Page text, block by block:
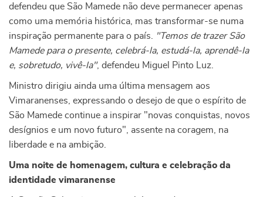
defendeu que São Mamede não deve permanecer apenas
como uma memória histórica, mas transformar-se numa
inspiração permanente para o país.
"Temos de trazer São
Mamede para o presente, celebrá-la, estudá-la, aprendê-la
e, sobretudo, vivê-la", defendeu Miguel Pinto Luz.
Ministro dirigiu ainda uma última mensagem aos
Vimaranenses, expressando o desejo de que o espírito de
São Mamede continue a inspirar "novas conquistas, novos
desígnios e um novo futuro", assente na coragem, na
liberdade e na ambição.
Uma noite de homenagem, cultura e celebração da
identidade vimaranense